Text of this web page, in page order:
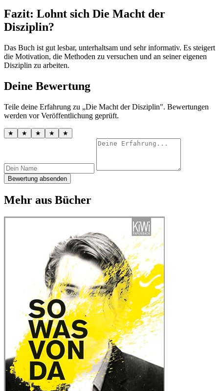
Fazit: Lohnt sich Die Macht der
Disziplin?
Das Buch ist gut lesbar, unterhaltsam und sehr informativ. Es steigert
die Motivation, die Methoden zu versuchen und an seiner eigenen
Disziplin zu arbeiten.
Deine Bewertung
Teile deine Erfahrung zu „Die Macht der Disziplin". Bewertungen
werden vor Veröffentlichung geprüft.
★ ★ ★ ★ ★
Bewertung absenden
Mehr aus Bücher